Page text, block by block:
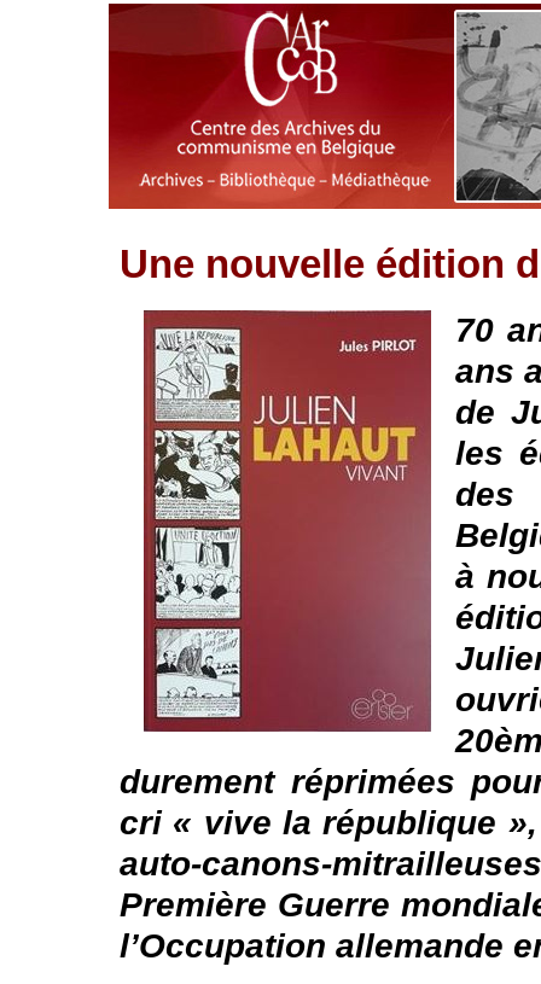
Une nouvelle édition
70
ans
de
les
des
à
durement réprimées
cri « vive la république
auto-canons-
Première Guerre
l’Occupation allemande